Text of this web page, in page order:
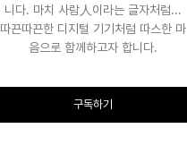
니다. 마치 사람人이라는 글자처럼...
따끈따끈한 디지털 기기처럼 따스한 마
음으로 함께하고자 합니다.
구독하기